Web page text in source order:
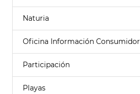
Naturia
Oficina Información Consumidor
Participación
Playas